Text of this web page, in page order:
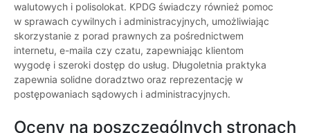
walutowych i polisolokat. KPDG świadczy również pomoc
w sprawach cywilnych i administracyjnych, umożliwiając
skorzystanie z porad prawnych za pośrednictwem
internetu, e-maila czy czatu, zapewniając klientom
wygodę i szeroki dostęp do usług. Długoletnia praktyka
zapewnia solidne doradztwo oraz reprezentację w
postępowaniach sądowych i administracyjnych.
Oceny na poszczególnych stronach